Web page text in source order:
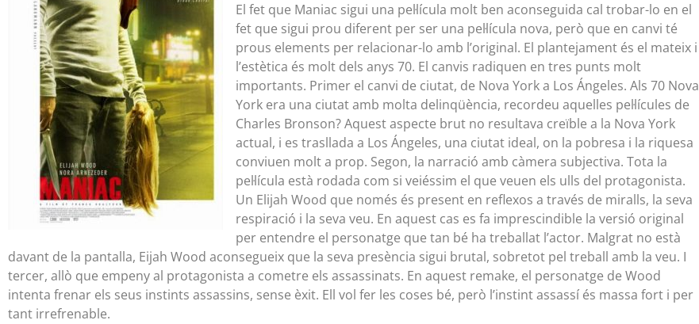
El fet que Maniac sigui una pel·lícula molt ben aconseguida cal trobar-lo en el
fet que sigui prou diferent per ser una pel·lícula nova, però que en canvi té
prous elements per relacionar-lo amb l’original. El plantejament és el mateix i
l’estètica és molt dels anys 70. El canvis radiquen en tres punts molt
importants. Primer el canvi de ciutat, de Nova York a Los Ángeles. Als 70 Nova
York era una ciutat amb molta delinqüència, recordeu aquelles pel·lícules de
Charles Bronson? Aquest aspecte brut no resultava creïble a la Nova York
actual, i es trasllada a Los Ángeles, una ciutat ideal, on la pobresa i la riquesa
conviuen molt a prop. Segon, la narració amb càmera subjectiva. Tota la
pel·lícula està rodada com si veiéssim el que veuen els ulls del protagonista.
Un Elijah Wood que només és present en reflexos a través de miralls, la seva
respiració i la seva veu. En aquest cas es fa imprescindible la versió original
per entendre el personatge que tan bé ha treballat l’actor. Malgrat no està
davant de la pantalla, Eijah Wood aconsegueix que la seva presència sigui brutal, sobretot pel treball amb la veu. I
tercer, allò que empeny al protagonista a cometre els assassinats. En aquest remake, el personatge de Wood
intenta frenar els seus instints assassins, sense èxit. Ell vol fer les coses bé, però l’instint assassí és massa fort i per
tant irrefrenable.